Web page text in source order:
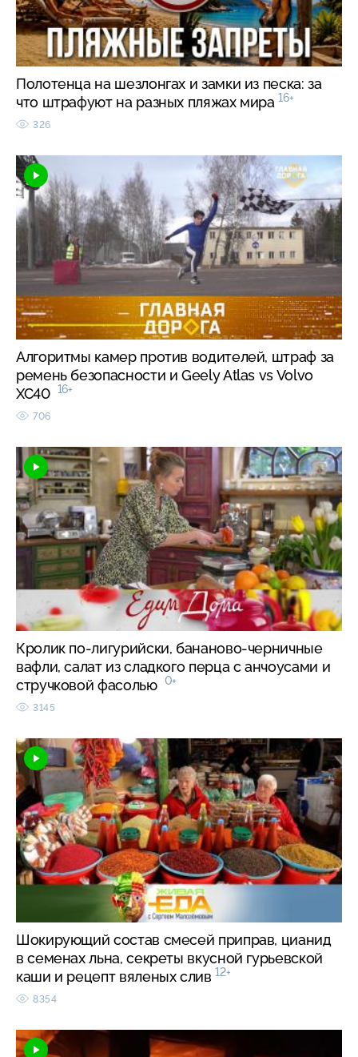
Полотенца на шезлонгах и замки из песка: за
что штрафуют на разных пляжах мира 16+
326
Алгоритмы камер против водителей, штраф за
ремень безопасности и Geely Atlas vs Volvo
XC40 16+
706
Кролик по-лигурийски, бананово-черничные
вафли, салат из сладкого перца с анчоусами и
стручковой фасолью 0+
3145
Шокирующий состав смесей приправ, цианид
в семенах льна, секреты вкусной гурьевской
каши и рецепт вяленых слив 12+
8354